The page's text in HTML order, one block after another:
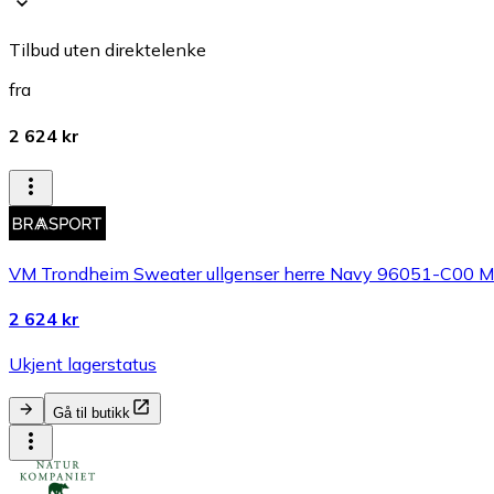
Tilbud uten direktelenke
fra
2 624 kr
VM Trondheim Sweater ullgenser herre Navy 96051-C00
2 624 kr
Ukjent lagerstatus
Gå til butikk